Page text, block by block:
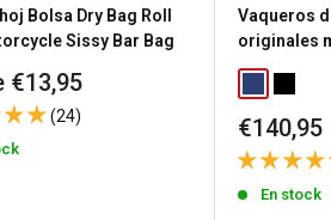
Bolsa Dry Bag Roll
Sissy Bar Bag
€13,95
(24)
Vaqueros
originales
Precio
de
venta
€140,95
En stock